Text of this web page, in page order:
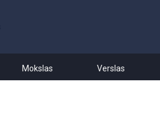
Mokslas Verslas